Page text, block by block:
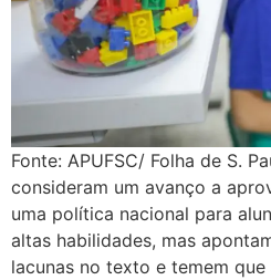
Fonte: APUFSC/ Folha de S.
consideram um avanço a
uma política nacional para
altas habilidades, mas
lacunas no texto e temem